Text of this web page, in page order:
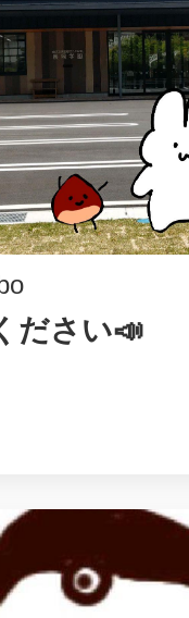
ださい📣
八尾
鎌倉
相模原